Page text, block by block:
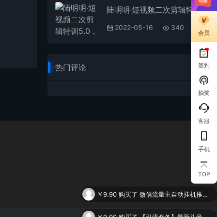
陆明明·短视频二次剪辑特训5.0，1部手机就可以操作，0基础掌握短视频二次剪辑和混剪技术
2022-05-16 340
热门评论
会员
签到
抽奖
客服
手机
TOP
微信流量主自动挂机推广，轻松日入900+，简单易上手，做就有收益。
￥9.90 购买了 【引流必备】最新斗音全功能全自动引流脚本，解放双手自动引流精准粉